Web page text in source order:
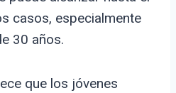
casos, especialmente
30 años.
que los jóvenes